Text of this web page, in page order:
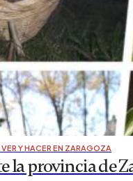
Y HACER EN ZARAGOZA
la provincia de